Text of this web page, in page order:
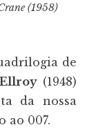
(1958)
de
(1948)
da nossa
ao 007.